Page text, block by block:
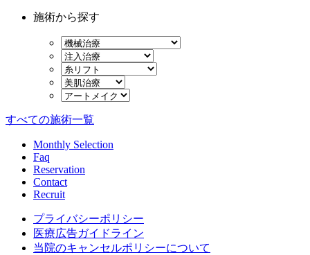
施術から探す
すべての施術一覧
Monthly Selection
Faq
Reservation
Contact
Recruit
プライバシーポリシー
医療広告ガイドライン
当院のキャンセルポリシーについて